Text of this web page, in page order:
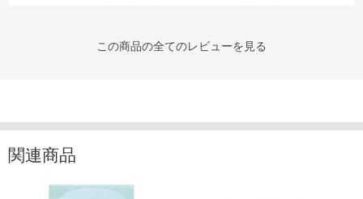
この商品の全てのレビューを見る
関連商品